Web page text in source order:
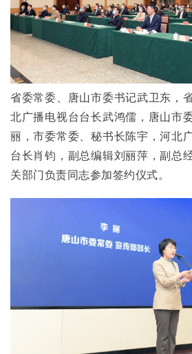
省委常委、唐山市委书记武卫东，
北广播电视台台长武鸿儒，唐山市
丽，市委常委、秘书长陈宇，河北
台长肖钧，副总编辑刘丽萍，副总
关部门负责同志参加签约仪式。